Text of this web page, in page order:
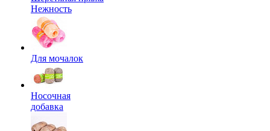
Нежность
Для мочалок
Носочная
добавка